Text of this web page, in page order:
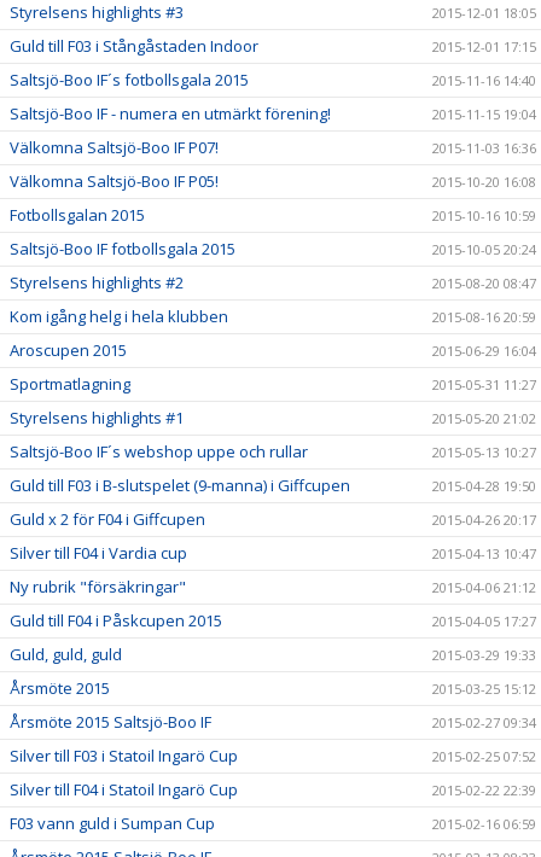
Styrelsens highlights #3 2015-12-01 18:05
Guld till F03 i Stångåstaden Indoor 2015-12-01 17:15
Saltsjö-Boo IF´s fotbollsgala 2015 2015-11-16 14:40
Saltsjö-Boo IF - numera en utmärkt förening! 2015-11-15 19:04
Välkomna Saltsjö-Boo IF P07! 2015-11-03 16:36
Välkomna Saltsjö-Boo IF P05! 2015-10-20 16:08
Fotbollsgalan 2015 2015-10-16 10:59
Saltsjö-Boo IF fotbollsgala 2015 2015-10-05 20:24
Styrelsens highlights #2 2015-08-20 08:47
Kom igång helg i hela klubben 2015-08-16 20:59
Aroscupen 2015 2015-06-29 16:04
Sportmatlagning 2015-05-31 11:27
Styrelsens highlights #1 2015-05-20 21:02
Saltsjö-Boo IF´s webshop uppe och rullar 2015-05-13 10:27
Guld till F03 i B-slutspelet (9-manna) i Giffcupen 2015-04-28 19:50
Guld x 2 för F04 i Giffcupen 2015-04-26 20:17
Silver till F04 i Vardia cup 2015-04-13 10:47
Ny rubrik "försäkringar" 2015-04-06 21:12
Guld till F04 i Påskcupen 2015 2015-04-05 17:27
Guld, guld, guld 2015-03-29 19:33
Årsmöte 2015 2015-03-25 15:12
Årsmöte 2015 Saltsjö-Boo IF 2015-02-27 09:34
Silver till F03 i Statoil Ingarö Cup 2015-02-25 07:52
Silver till F04 i Statoil Ingarö Cup 2015-02-22 22:39
F03 vann guld i Sumpan Cup 2015-02-16 06:59